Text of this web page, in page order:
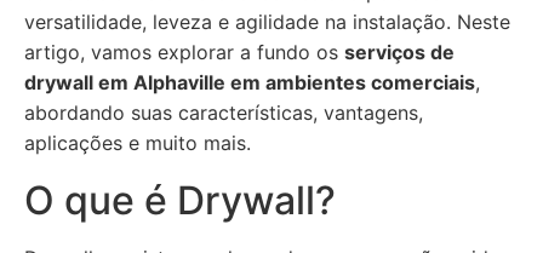
versatilidade, leveza e agilidade na instalação. Neste
artigo, vamos explorar a fundo os serviços de
drywall em Alphaville em ambientes comerciais,
abordando suas características, vantagens,
aplicações e muito mais.
O que é Drywall?